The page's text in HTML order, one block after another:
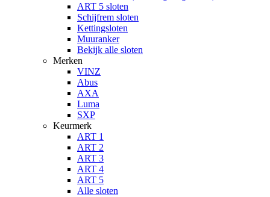
ART 5 sloten
Schijfrem sloten
Kettingsloten
Muuranker
Bekijk alle sloten
Merken
VINZ
Abus
AXA
Luma
SXP
Keurmerk
ART 1
ART 2
ART 3
ART 4
ART 5
Alle sloten